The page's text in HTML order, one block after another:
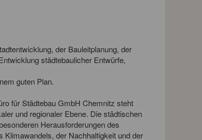
der Bauleitplanung, der
städtebaulicher Entwürfe,
guten Plan.
für Städtebau GmbH Chemnitz steht
und regionaler Ebene. Die städtischen
Herausforderungen des
der Nachhaltigkeit und der